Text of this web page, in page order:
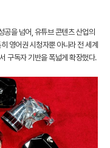
을 넘어, 유튜브 콘텐츠 산업의
영어권 시청자뿐 아니라 전 세계
구독자 기반을 폭넓게 확장했다.